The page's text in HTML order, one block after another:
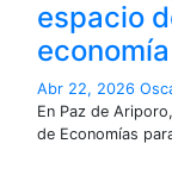
espacio
Abr 22, 2026
En Paz de
de Economías